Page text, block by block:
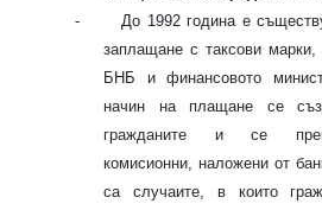
-
До 1992 година е
заплащане с таксови марки,
БНБ и финансовото
начин на плащане се
гражданите и се
комисионни, наложени от
са случаите, в които